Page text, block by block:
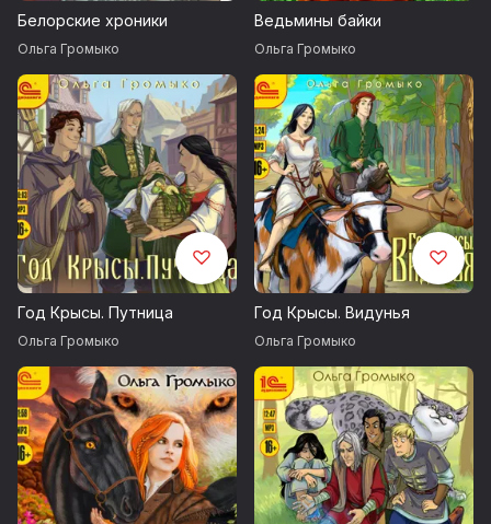
Белорские хроники
Ольга Громыко
Ведьмины байки
Ольга Громыко
Год Крысы. Путница
Ольга Громыко
Год Крысы. Видунья
Ольга Громыко